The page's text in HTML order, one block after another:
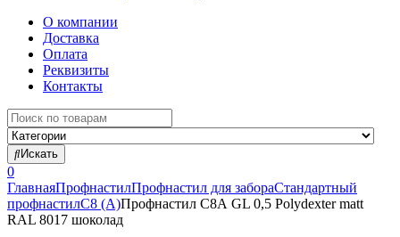
О компании
Доставка
Оплата
Реквизиты
Контакты
Search
for:
Искать
0
ГлавнаяПрофнастилПрофнастил для забораСтандартный
профнастилС8 (А)Профнастил С8А GL 0,5 Polydexter matt
RAL 8017 шоколад